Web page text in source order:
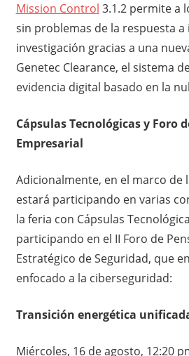
Mission Control 3.1.2 permite a
sin problemas de la respuesta a
investigación gracias a una
Genetec Clearance, el sistema
evidencia digital basado en la
Cápsulas Tecnológicas y Foro
Empresarial
Adicionalmente, en el marco de
estará participando en varias
la feria con Cápsulas
participando en el II Foro de
Estratégico de Seguridad, que
enfocado a la ciberseguridad:
Transición energética
Miércoles, 16 de agosto, 12:20